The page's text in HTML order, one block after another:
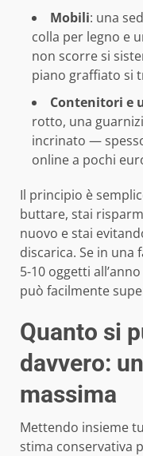
Mobili: una
colla per legno e
non scorre si
piano graffiato si
Contenitori e
rotto, una
incrinato —
online a pochi
Il principio è
buttare, stai
nuovo e stai
discarica. Se in
5-10 oggetti
può facilmente
Quanto si
davvero:
massima
Mettendo insieme
stima conservativa